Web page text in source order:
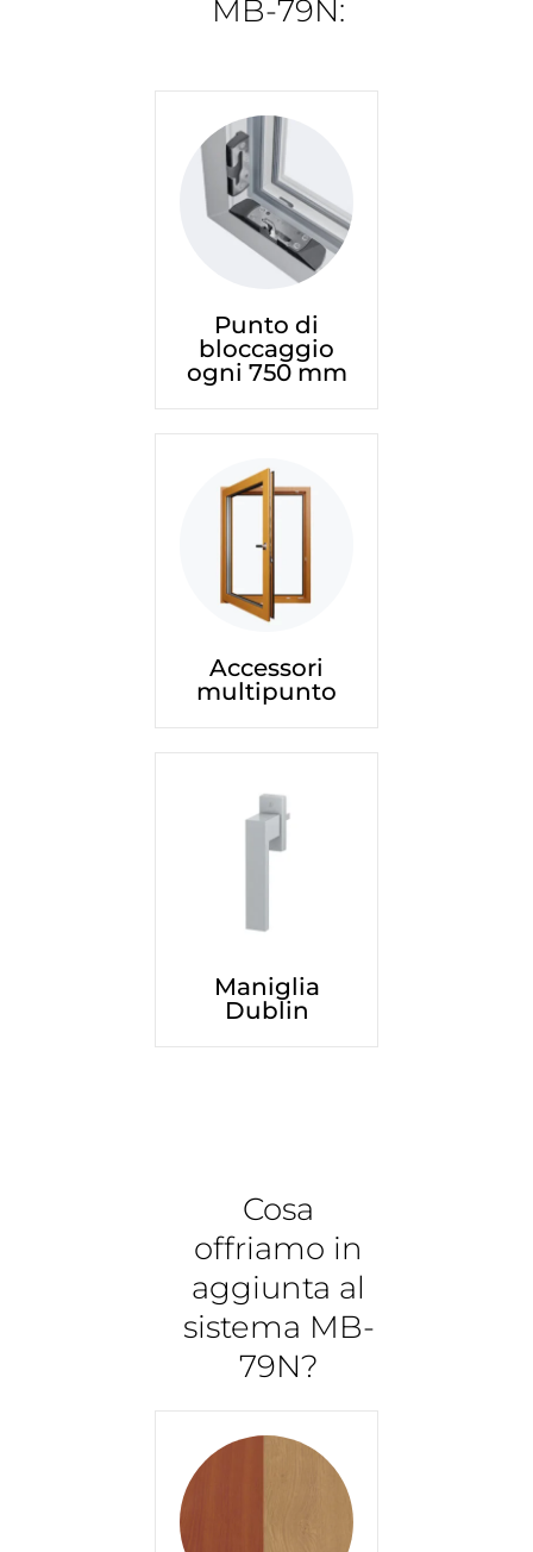
MB-79N:
Punto di
bloccaggio
ogni 750 mm
Accessori
multipunto
Maniglia
Dublin
Cosa
offriamo in
aggiunta al
sistema MB-
79N?